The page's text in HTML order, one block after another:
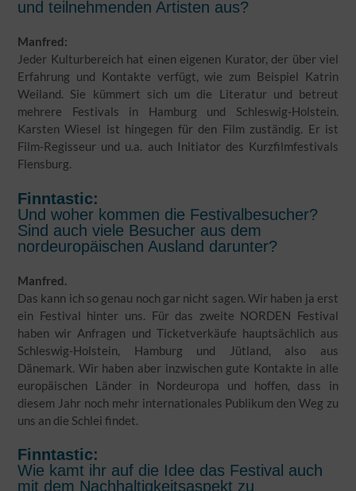
und teilnehmenden Artisten aus?
Manfred:
Jeder Kulturbereich hat einen eigenen Kurator, der über viel
Erfahrung und Kontakte verfügt, wie zum Beispiel Katrin
Weiland. Sie kümmert sich um die Literatur und betreut
mehrere Festivals in Hamburg und Schleswig-Holstein.
Karsten Wiesel ist hingegen für den Film zuständig. Er ist
Film-Regisseur und u.a. auch Initiator des Kurzfilmfestivals
Flensburg.
Finntastic:
Und woher kommen die Festivalbesucher?
Sind auch viele Besucher aus dem
nordeuropäischen Ausland darunter?
Manfred.
Das kann ich so genau noch gar nicht sagen. Wir haben ja erst
ein Festival hinter uns. Für das zweite NORDEN Festival
haben wir Anfragen und Ticketverkäufe hauptsächlich aus
Schleswig-Holstein, Hamburg und Jütland, also aus
Dänemark. Wir haben aber inzwischen gute Kontakte in alle
europäischen Länder in Nordeuropa und hoffen, dass in
diesem Jahr noch mehr internationales Publikum den Weg zu
uns an die Schlei findet.
Finntastic:
Wie kamt ihr auf die Idee das Festival auch
mit dem Nachhaltigkeitsaspekt zu